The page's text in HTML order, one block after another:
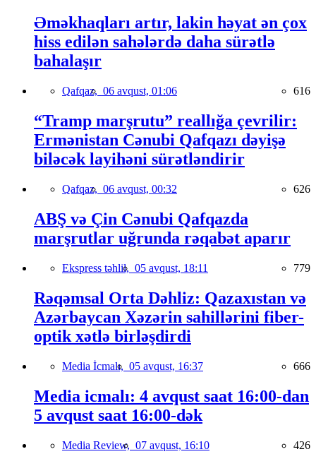
Əməkhaqları artır, lakin həyat ən çox
hiss edilən sahələrdə daha sürətlə
bahalaşır
Qafqaz, 06 avqust, 01:06 616
“Tramp marşrutu” reallığa çevrilir:
Ermənistan Cənubi Qafqazı dəyişə
biləcək layihəni sürətləndirir
Qafqaz, 06 avqust, 00:32 626
ABŞ və Çin Cənubi Qafqazda
marşrutlar uğrunda rəqabət aparır
Ekspress təhlil, 05 avqust, 18:11 779
Rəqəmsal Orta Dəhliz: Qazaxıstan və
Azərbaycan Xəzərin sahillərini fiber-
optik xətlə birləşdirdi
Media İcmalı, 05 avqust, 16:37 666
Media icmalı: 4 avqust saat 16:00-dan
5 avqust saat 16:00-dək
Media Review, 07 avqust, 16:10 426